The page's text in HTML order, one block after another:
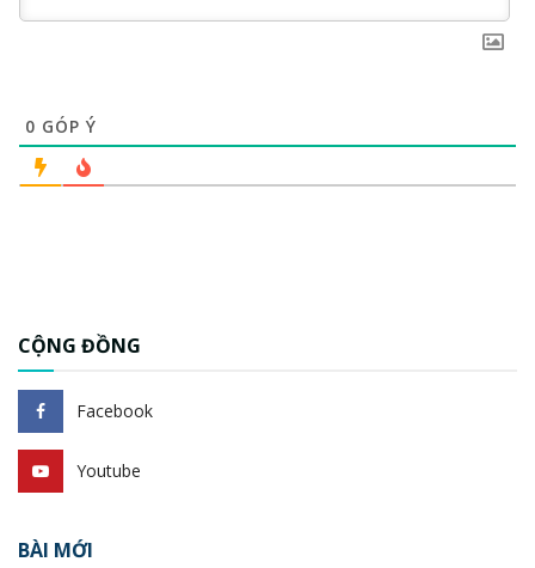
0 GÓP Ý
CỘNG ĐỒNG
Facebook
Youtube
BÀI MỚI